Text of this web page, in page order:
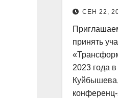
СЕН 22,
принять
2023 года